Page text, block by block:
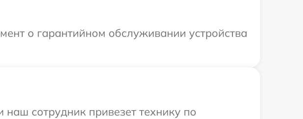
о гарантийном обслуживании устройства
сотрудник привезет технику по